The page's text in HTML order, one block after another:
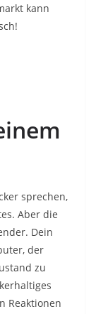
kann
sprechen,
Aber die
Dein
der
zu
Reaktionen